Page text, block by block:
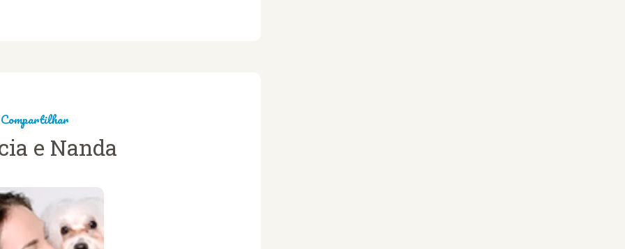
Compartilhar
e Nanda